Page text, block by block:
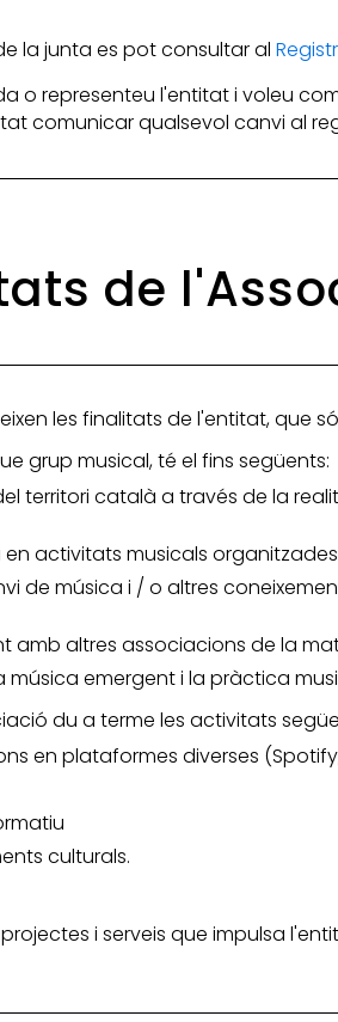
la junta es pot consultar al
o representeu l'entitat i voleu
comunicar qualsevol canvi al
de
les finalitats de l'entitat, que
grup musical, té el fins següents:
territori català a través de la
activitats musicals
de música i / o altres
amb altres associacions de la
música emergent i la pràctica
du a terme les activitats
en plataformes diverses
culturals.
i serveis que impulsa